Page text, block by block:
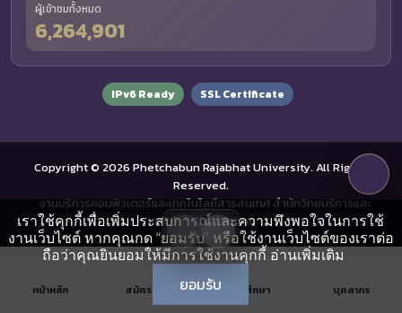
ผู้เข้าชมทั้งหมด
6,264,901
IPv6 Ready SSL Certificate
Copyright © 2026 Phetchabun Rajabhat University. All Rights
Reserved.
งานบริการคอมพิวเตอร์และเทคโนโลยีสารสนเทศ สำนักวิทยบริการและ
เทคโนโลยีสารสนเทศ
หน้าหลัก สมัครเรียน นักศึกษา บุคลากร
เราใช้คุกกี้เพื่อเพิ่มประสบการณ์และความพึงพอใจในการใช้
งานเว็บไซต์ หากคุณกด “ยอมรับ” หรือใช้งานเว็บไซต์ของเราต่อ
ถือว่าคุณยินยอมให้มีการใช้งานคุกกี้ อ่านเพิ่มเติม
ยอมรับ